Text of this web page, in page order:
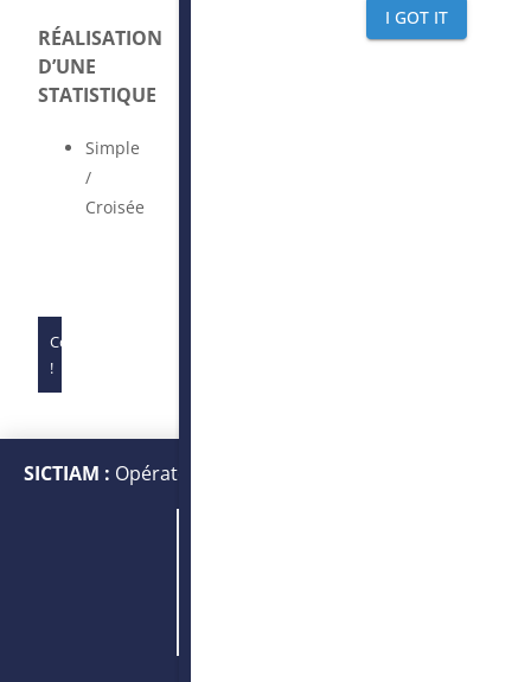
RÉALISATION
D’UNE
STATISTIQUE
Simple
/
Croisée
Complet
!
SICTIAM : Opérateur public de services numériques et
I GOT IT